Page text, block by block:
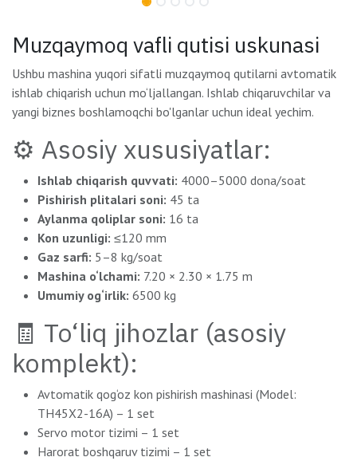
Muzqaymoq vafli qutisi uskunasi
Ushbu mashina yuqori sifatli muzqaymoq qutilarni avtomatik
ishlab chiqarish uchun mo‘ljallangan. Ishlab chiqaruvchilar va
yangi biznes boshlamoqchi bo'lganlar uchun ideal yechim.
⚙ Asosiy xususiyatlar:
Ishlab chiqarish quvvati: 4000–5000 dona/soat
Pishirish plitalari soni: 45 ta
Aylanma qoliplar soni: 16 ta
Kon uzunligi: ≤120 mm
Gaz sarfi: 5–8 kg/soat
Mashina o‘lchami: 7.20 × 2.30 × 1.75 m
Umumiy og‘irlik: 6500 kg
🧾 To‘liq jihozlar (asosiy
komplekt):
Avtomatik qog‘oz kon pishirish mashinasi (Model:
TH45X2-16A) – 1 set
Servo motor tizimi – 1 set
Harorat boshqaruv tizimi – 1 set